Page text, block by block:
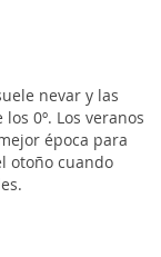
nevar y las
0º. Los veranos
época para
otoño cuando